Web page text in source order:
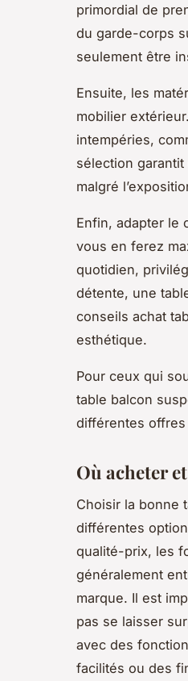
primordial de
du garde-corps
seulement être
Ensuite, les
mobilier
intempéries,
sélection
malgré
Enfin, adapter le
vous en ferez
quotidien,
détente, une
conseils achat
esthétique.
Pour ceux qui
table balcon
différentes
Où acheter
Choisir la bonne
différentes
qualité-prix, les
généralement
marque. Il est
pas se laisser
avec des
facilités ou des